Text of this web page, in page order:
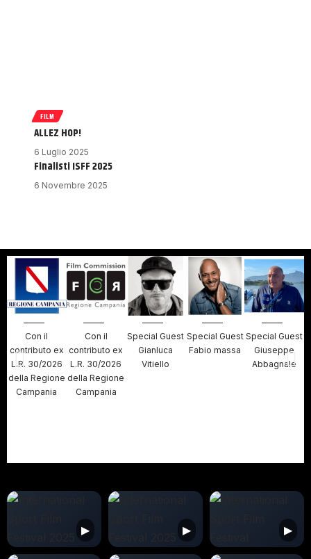
FILM
ALLEZ HOP!
6 Luglio 2025
Finalisti ISFF 2025
6 Novembre 2025
Con il
contributo ex
L.R. 30/2026
della Regione
Campania
Con il
contributo ex
L.R. 30/2026
della Regione
Campania
Special Guest
Gianluca
Vitiello
Special Guest
Fabio massa
Special Guest
Giuseppe
Abbagnale